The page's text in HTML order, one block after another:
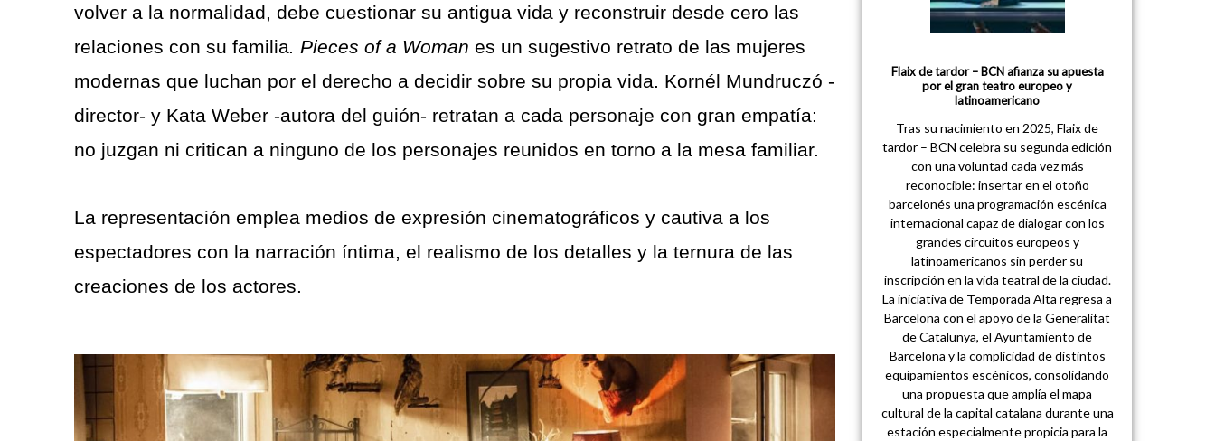
volver a la normalidad, debe cuestionar su antigua vida y reconstruir desde cero las
relaciones con su familia. Pieces of a Woman es un sugestivo retrato de las mujeres
modernas que luchan por el derecho a decidir sobre su propia vida. Kornél Mundruczó -
director- y Kata Weber -autora del guión- retratan a cada personaje con gran empatía:
no juzgan ni critican a ninguno de los personajes reunidos en torno a la mesa familiar.
La representación emplea medios de expresión cinematográficos y cautiva a los
espectadores con la narración íntima, el realismo de los detalles y la ternura de las
creaciones de los actores.
Flaix de tardor – BCN afianza su apuesta
por el gran teatro europeo y
latinoamericano
Tras su nacimiento en 2025, Flaix de
tardor – BCN celebra su segunda edición
con una voluntad cada vez más
reconocible: insertar en el otoño
barcelonés una programación escénica
internacional capaz de dialogar con los
grandes circuitos europeos y
latinoamericanos sin perder su
inscripción en la vida teatral de la ciudad.
La iniciativa de Temporada Alta regresa a
Barcelona con el apoyo de la Generalitat
de Catalunya, el Ayuntamiento de
Barcelona y la complicidad de distintos
equipamientos escénicos, consolidando
una propuesta que amplía el mapa
cultural de la capital catalana durante una
estación especialmente propicia para la